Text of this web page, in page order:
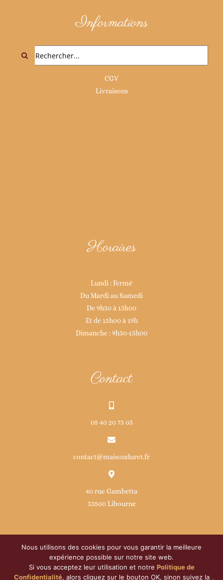
Informations
Rechercher:
CGV
Livraisons
Horaires
Lundi : Fermé
Du Mardi au Samedi
De 9h30 à 13h00
Et de 15h00 à 19h
Dimanche : 9h30-13h00
Contact
05 40 20 73 03
contact@maisonduret.fr
40 rue Gambetta
33500 Libourne
© Copyright2026 | Maison Duret | Développé par ATOM
Nous utilisons des cookies pour vous garantir la meilleure
expérience possible sur notre site web.
Si vous acceptez leur utilisation et notre Politique de
Confidentialité, alors cliquez sur le bouton OK, sinon suivez la